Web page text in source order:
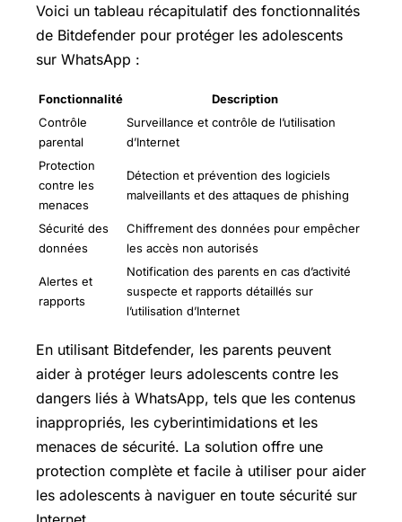
Voici un tableau récapitulatif des fonctionnalités
de Bitdefender pour protéger les adolescents
sur WhatsApp :
Fonctionnalité
Description
Contrôle
parental
Surveillance et contrôle de l’utilisation
d’Internet
Protection
contre les
menaces
Détection et prévention des logiciels
malveillants et des attaques de phishing
Sécurité des
données
Chiffrement des données pour empêcher
les accès non autorisés
Alertes et
rapports
Notification des parents en cas d’activité
suspecte et rapports détaillés sur
l’utilisation d’Internet
En utilisant Bitdefender, les parents peuvent
aider à protéger leurs adolescents contre les
dangers liés à WhatsApp, tels que les contenus
inappropriés, les cyberintimidations et les
menaces de sécurité. La solution offre une
protection complète et facile à utiliser pour aider
les adolescents à naviguer en toute sécurité sur